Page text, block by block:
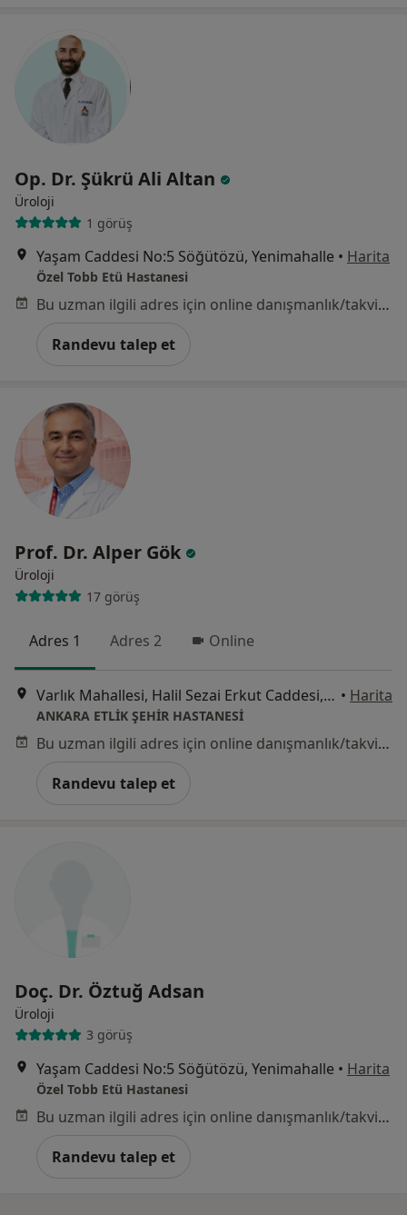
Op. Dr. Şükrü Ali Altan
Üroloji
1 görüş
Yaşam Caddesi No:5 Söğütözü, Yenimahalle • Harita
Özel Tobb Etü Hastanesi
Bu uzman ilgili adres için online danışmanlık/takvim sunmuyor.
Randevu talep et
Prof. Dr. Alper Gök
Üroloji
17 görüş
Adres 1 Adres 2 Online
Varlık Mahallesi, Halil Sezai Erkut Caddesi, Ankara • Harita
ANKARA ETLİK ŞEHİR HASTANESİ
Bu uzman ilgili adres için online danışmanlık/takvim sunmuyor.
Randevu talep et
Doç. Dr. Öztuğ Adsan
Üroloji
3 görüş
Yaşam Caddesi No:5 Söğütözü, Yenimahalle • Harita
Özel Tobb Etü Hastanesi
Bu uzman ilgili adres için online danışmanlık/takvim sunmuyor.
Randevu talep et